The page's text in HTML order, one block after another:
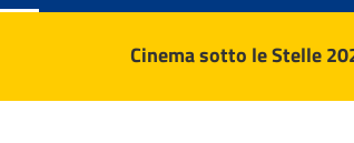
Cinema sotto le Stelle